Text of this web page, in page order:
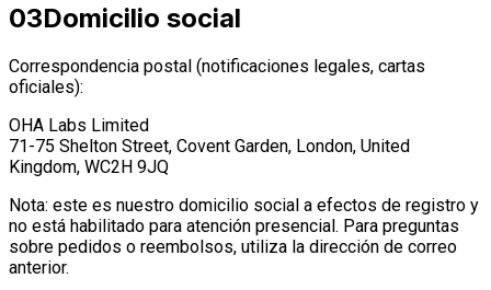
03Domicilio social
Correspondencia postal (notificaciones legales, cartas
oficiales):
OHA Labs Limited
71-75 Shelton Street, Covent Garden, London, United
Kingdom, WC2H 9JQ
Nota: este es nuestro domicilio social a efectos de registro y
no está habilitado para atención presencial. Para preguntas
sobre pedidos o reembolsos, utiliza la dirección de correo
anterior.